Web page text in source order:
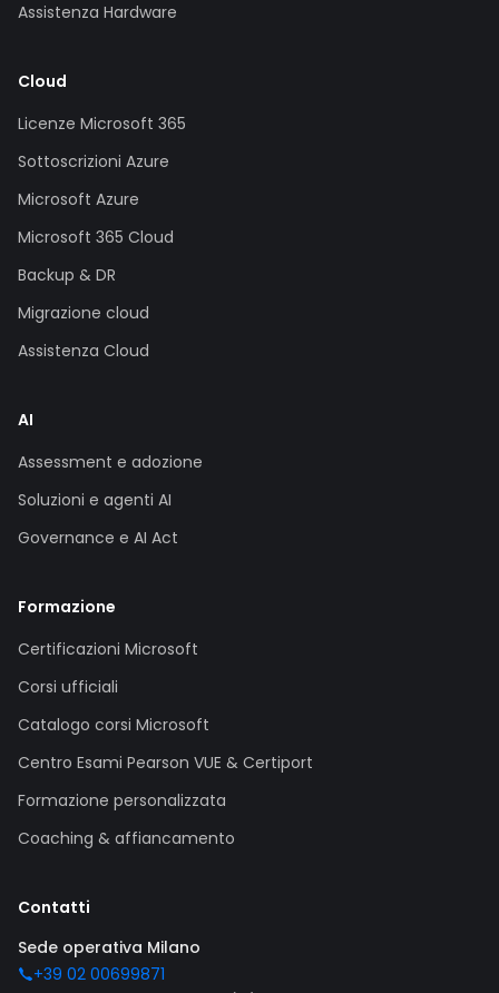
Assistenza Hardware
Cloud
Licenze Microsoft 365
Sottoscrizioni Azure
Microsoft Azure
Microsoft 365 Cloud
Backup & DR
Migrazione cloud
Assistenza Cloud
AI
Assessment e adozione
Soluzioni e agenti AI
Governance e AI Act
Formazione
Certificazioni Microsoft
Corsi ufficiali
Catalogo corsi Microsoft
Centro Esami Pearson VUE & Certiport
Formazione personalizzata
Coaching & affiancamento
Contatti
Sede operativa Milano
+39 02 00699871